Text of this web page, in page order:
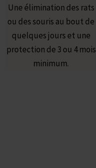
Une élimination des rats
ou des souris au bout de
quelques jours et une
protection de 3 ou 4 mois
minimum.